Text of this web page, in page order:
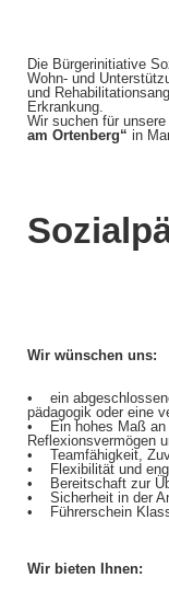
Die Bürgerinitiative
Wohn- und
und
Erkrankung.
Wir suchen für
am Ortenberg“ in
Wir
• ein
pädagogik oder eine
• Ein hohes Maß an
Reflexionsvermögen
• Teamfähigkeit,
• Flexibilität und
• Bereitschaft zur
• Sicherheit in der
• Führerschein
Wir bieten Ihnen: